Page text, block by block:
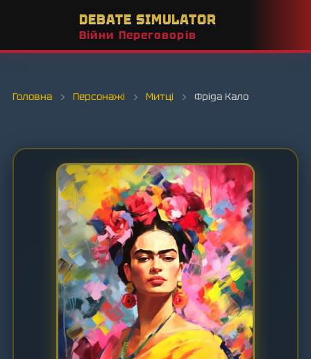
DEBATE SIMULATOR
Війни Переговорів
Головна › Персонажі › Митці › Фріда Кало